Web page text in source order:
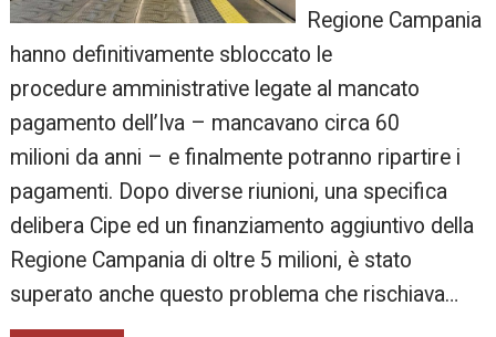
Regione Campania
hanno definitivamente sbloccato le
procedure amministrative legate al mancato
pagamento dell’Iva – mancavano circa 60
milioni da anni – e finalmente potranno ripartire i
pagamenti. Dopo diverse riunioni, una specifica
delibera Cipe ed un finanziamento aggiuntivo della
Regione Campania di oltre 5 milioni, è stato
superato anche questo problema che rischiava…